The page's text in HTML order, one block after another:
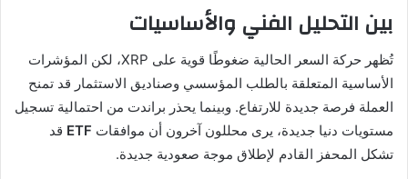
بين التحليل الفني والأساسيات
تُظهر حركة السعر الحالية ضغوطًا قوية على XRP، لكن المؤشرات
الأساسية المتعلقة بالطلب المؤسسي وصناديق الاستثمار قد تمنح
العملة فرصة جديدة للارتفاع. وبينما يحذر براندت من احتمالية تسجيل
مستويات دنيا جديدة، يرى محللون آخرون أن موافقات ETF قد
تشكل المحفز القادم لإطلاق موجة صعودية جديدة.